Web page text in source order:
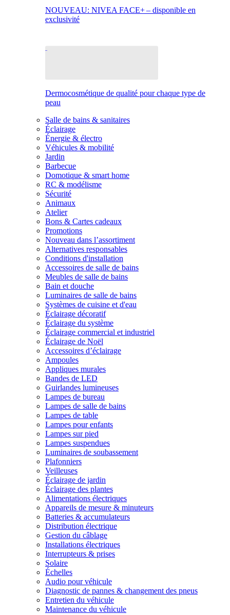
NOUVEAU: NIVEA FACE+ – disponible en
exclusivité
Dermocosmétique de qualité pour chaque type de
peau
Salle de bains & sanitaires
Éclairage
Énergie & électro
Véhicules & mobilité
Jardin
Barbecue
Domotique & smart home
RC & modélisme
Sécurité
Animaux
Atelier
Bons & Cartes cadeaux
Promotions
Nouveau dans l’assortiment
Alternatives responsables
Conditions d'installation
Accessoires de salle de bains
Meubles de salle de bains
Bain et douche
Luminaires de salle de bains
Systèmes de cuisine et d'eau
Éclairage décoratif
Éclairage du système
Éclairage commercial et industriel
Éclairage de Noël
Accessoires d’éclairage
Ampoules
Appliques murales
Bandes de LED
Guirlandes lumineuses
Lampes de bureau
Lampes de salle de bains
Lampes de table
Lampes pour enfants
Lampes sur pied
Lampes suspendues
Luminaires de soubassement
Plafonniers
Veilleuses
Éclairage de jardin
Éclairage des plantes
Alimentations électriques
Appareils de mesure & minuteurs
Batteries & accumulateurs
Distribution électrique
Gestion du câblage
Installations électriques
Interrupteurs & prises
Solaire
Échelles
Audio pour véhicule
Diagnostic de pannes & changement des pneus
Entretien du véhicule
Maintenance du véhicule